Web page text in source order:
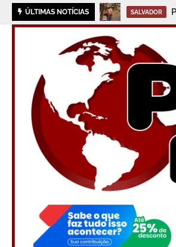
ÚLTIMAS NOTÍCIAS AGENDA